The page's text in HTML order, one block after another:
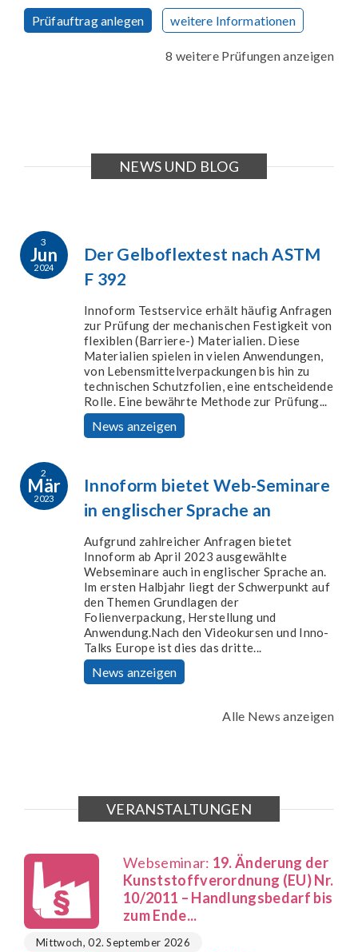
Prüfauftrag anlegen weitere Informationen
8 weitere Prüfungen anzeigen
NEWS UND BLOG
3
Jun
2024
Der Gelboflextest nach ASTM
F 392
Innoform Testservice erhält häufig Anfragen
zur Prüfung der mechanischen Festigkeit von
flexiblen (Barriere-) Materialien. Diese
Materialien spielen in vielen Anwendungen,
von Lebensmittelverpackungen bis hin zu
technischen Schutzfolien, eine entscheidende
Rolle. Eine bewährte Methode zur Prüfung...
News anzeigen
2
Mär
2023
Innoform bietet Web-Seminare
in englischer Sprache an
Aufgrund zahlreicher Anfragen bietet
Innoform ab April 2023 ausgewählte
Webseminare auch in englischer Sprache an.
Im ersten Halbjahr liegt der Schwerpunkt auf
den Themen Grundlagen der
Folienverpackung, Herstellung und
Anwendung.Nach den Videokursen und Inno-
Talks Europe ist dies das dritte...
News anzeigen
Alle News anzeigen
VERANSTALTUNGEN
Webseminar: 19. Änderung der
Kunststoffverordnung (EU) Nr.
10/2011 – Handlungsbedarf bis
zum Ende...
Mittwoch, 02. September 2026